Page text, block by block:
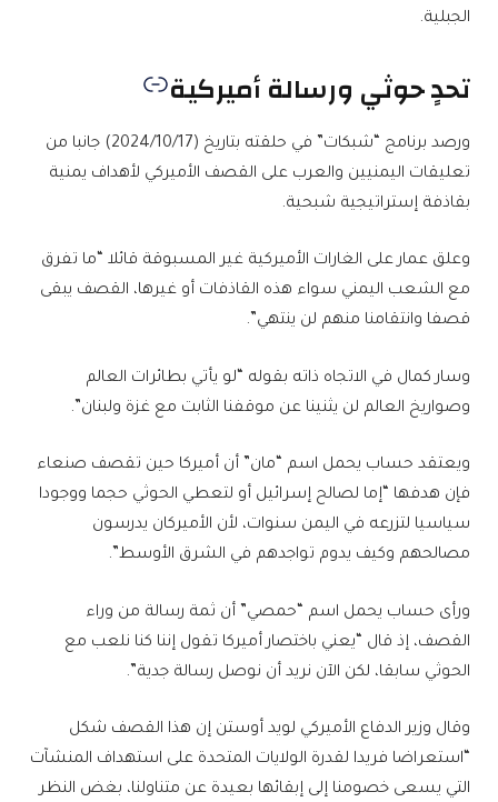
الجبلية.
تحدٍ حوثي ورسالة أميركية
ورصد برنامج “شبكات” في حلقته بتاريخ (2024/10/17) جانبا من
تعليقات اليمنيين والعرب على القصف الأميركي لأهداف يمنية
بقاذفة إستراتيجية شبحية.
وعلق عمار على الغارات الأميركية غير المسبوقة قائلا “ما تفرق
مع الشعب اليمني سواء هذه القاذفات أو غيرها، القصف يبقى
قصفا وانتقامنا منهم لن ينتهي”.
وسار كمال في الاتجاه ذاته بقوله “لو يأتي بطائرات العالم
وصواريخ العالم لن يثنينا عن موقفنا الثابت مع غزة ولبنان”.
ويعتقد حساب يحمل اسم “مان” أن أميركا حين تقصف صنعاء
فإن هدفها “إما لصالح إسرائيل أو لتعطي الحوثي حجما ووجودا
سياسيا لتزرعه في اليمن سنوات، لأن الأميركان يدرسون
مصالحهم وكيف يدوم تواجدهم في الشرق الأوسط”.
ورأى حساب يحمل اسم “حمصي” أن ثمة رسالة من وراء
القصف، إذ قال “يعني باختصار أميركا تقول إننا كنا نلعب مع
الحوثي سابقا، لكن الآن نريد أن نوصل رسالة جدية”.
وقال وزير الدفاع الأميركي لويد أوستن إن هذا القصف شكل
“استعراضا فريدا لقدرة الولايات المتحدة على استهداف المنشآت
التي يسعى خصومنا إلى إبقائها بعيدة عن متناولنا، بغض النظر